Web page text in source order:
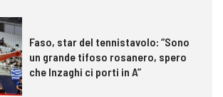
Faso, star del tennistavolo: “Sono
un grande tifoso rosanero, spero
che Inzaghi ci porti in A”